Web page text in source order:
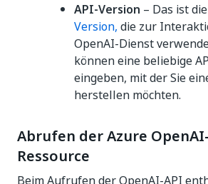
API-Version – Das ist die
Version, die zur
OpenAI-Dienst
können eine beliebige
eingeben, mit der Sie
herstellen möchten.
Abrufen der Azure OpenAI-
Ressource
Beim Aufrufen der OpenAI-API